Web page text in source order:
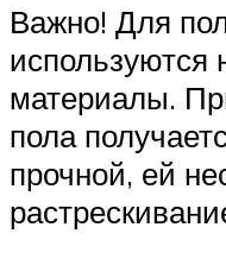
Важно! Для
используются
материалы.
пола
прочной, ей